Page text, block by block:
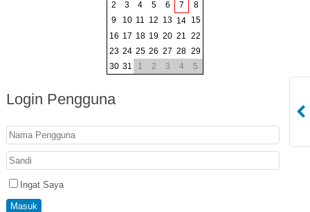
2
3 4 5 6 7
8
9
10 11 12 13 14 15
16 17 18 19 20 21 22
23 24 25 26 27 28 29
30 31 1 2 3 4 5
Login Pengguna
Ingat Saya
Masuk